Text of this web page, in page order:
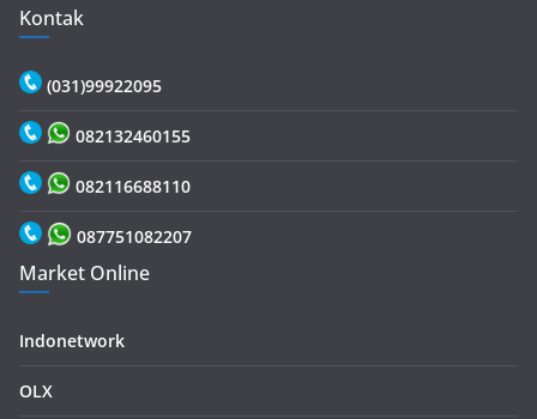
Kontak
(031)99922095
082132460155
082116688110
087751082207
Market Online
Indonetwork
OLX